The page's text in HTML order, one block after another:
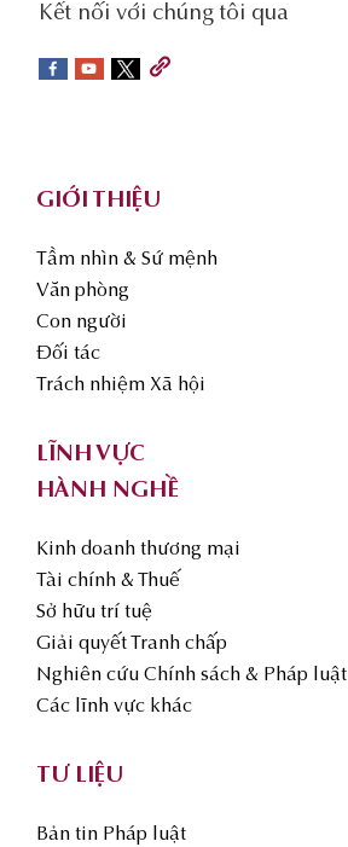
social-
sidebar
Kết nối với chúng tôi qua
GIỚI THIỆU
Tầm nhìn & Sứ mệnh
Văn phòng
Con người
Đối tác
Trách nhiệm Xã hội
LĨNH VỰC
HÀNH NGHỀ
Kinh doanh thương mại
Tài chính & Thuế
Sở hữu trí tuệ
Giải quyết Tranh chấp
Nghiên cứu Chính sách & Pháp luật
Các lĩnh vực khác
TƯ LIỆU
Bản tin Pháp luật